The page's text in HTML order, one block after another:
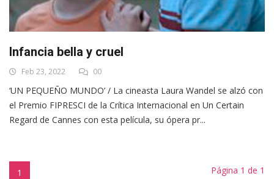
Infancia bella y cruel
Feb 23, 2022 00
‘UN PEQUEÑO MUNDO’ / La cineasta Laura Wandel se alzó con
el Premio FIPRESCI de la Crítica Internacional en Un Certain
Regard de Cannes con esta película, su ópera pr...
1 Página 1 de 1